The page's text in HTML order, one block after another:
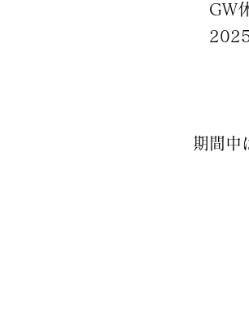
GW
2025
4月
5月
期間中